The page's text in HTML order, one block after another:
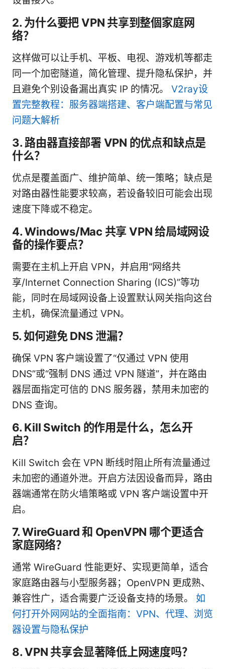
2. 为什么要把 VPN 共享到整個家庭网
络？
这样做可以让手机、平板、电视、游戏机等都走
同一个加密隧道，简化管理、提升隐私保护，并
且避免个别设备漏出真实 IP 的情况。 V2ray设
置完整教程：服务器端搭建、客户端配置与常见
问题大解析
3. 路由器直接部署 VPN 的优点和缺点是
什么？
优点是覆盖面广、维护简单、统一策略；缺点是
对路由器性能要求较高，若设备较旧可能会出现
速度下降或不稳定。
4. Windows/Mac 共享 VPN 给局域网设
备的操作要点？
需要在主机上开启 VPN，并启用“网络共
享/Internet Connection Sharing (ICS)”等功
能，同时在局域网设备上设置默认网关指向这台
主机，确保流量通过 VPN。
5. 如何避免 DNS 泄漏？
确保 VPN 客户端设置了“仅通过 VPN 使用
DNS”或“强制 DNS 通过 VPN 隧道”，并在路由
器层面指定可信的 DNS 服务器，禁用未加密的
DNS 查询。
6. Kill Switch 的作用是什么，怎么开
启？
Kill Switch 会在 VPN 断线时阻止所有流量通过
未加密的通道外泄。开启方法因设备而异，路由
器端通常在防火墙策略或 VPN 客户端设置中开
启。
7. WireGuard 和 OpenVPN 哪个更适合
家庭网络？
通常 WireGuard 性能更好、实现更简单，适合
家庭路由器与小型服务器；OpenVPN 更成熟、
兼容性广，适合需要广泛设备支持的场景。 如
何打开外网网站的全面指南：VPN、代理、浏览
器设置与隐私保护
8. VPN 共享会显著降低上网速度吗？